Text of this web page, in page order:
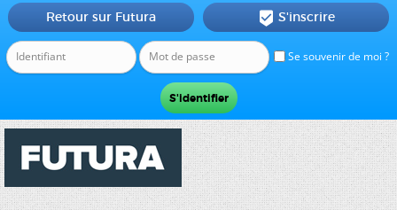
Se souvenir de moi ?
Retour sur Futura  S'inscrire